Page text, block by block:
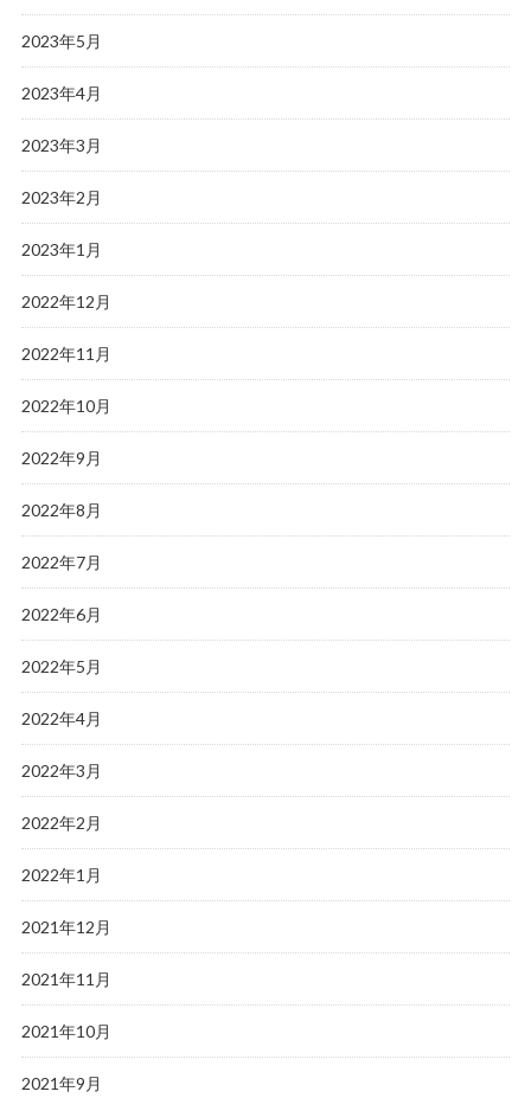
2023年5月
2023年4月
2023年3月
2023年2月
2023年1月
2022年12月
2022年11月
2022年10月
2022年9月
2022年8月
2022年7月
2022年6月
2022年5月
2022年4月
2022年3月
2022年2月
2022年1月
2021年12月
2021年11月
2021年10月
2021年9月